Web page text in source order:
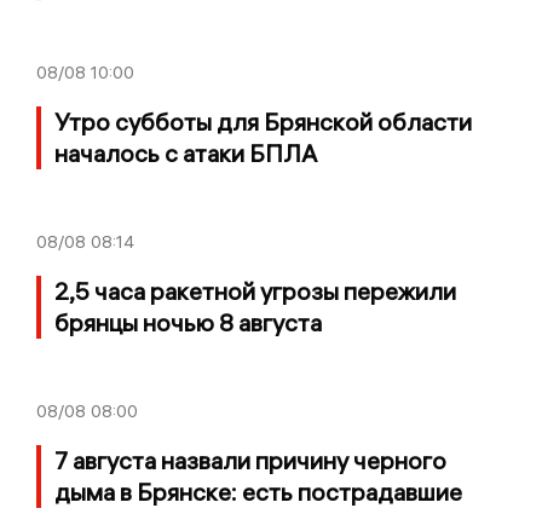
08/08 10:00
Утро субботы для Брянской области
началось с атаки БПЛА
08/08 08:14
2,5 часа ракетной угрозы пережили
брянцы ночью 8 августа
08/08 08:00
7 августа назвали причину черного
дыма в Брянске: есть пострадавшие